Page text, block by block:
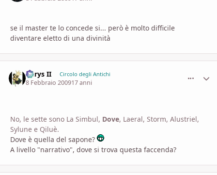
se il master te lo concede si... però è molto difficile
diventare eletto di una divinità
Aerys II Circolo degli Antichi
8 Febbraio 200917 anni
No, le sette sono La Simbul, Dove, Laeral, Storm, Alustriel,
Sylune e Qiluè.
Dove è quella del sapone?
A livello "narrativo", dove si trova questa faccenda?